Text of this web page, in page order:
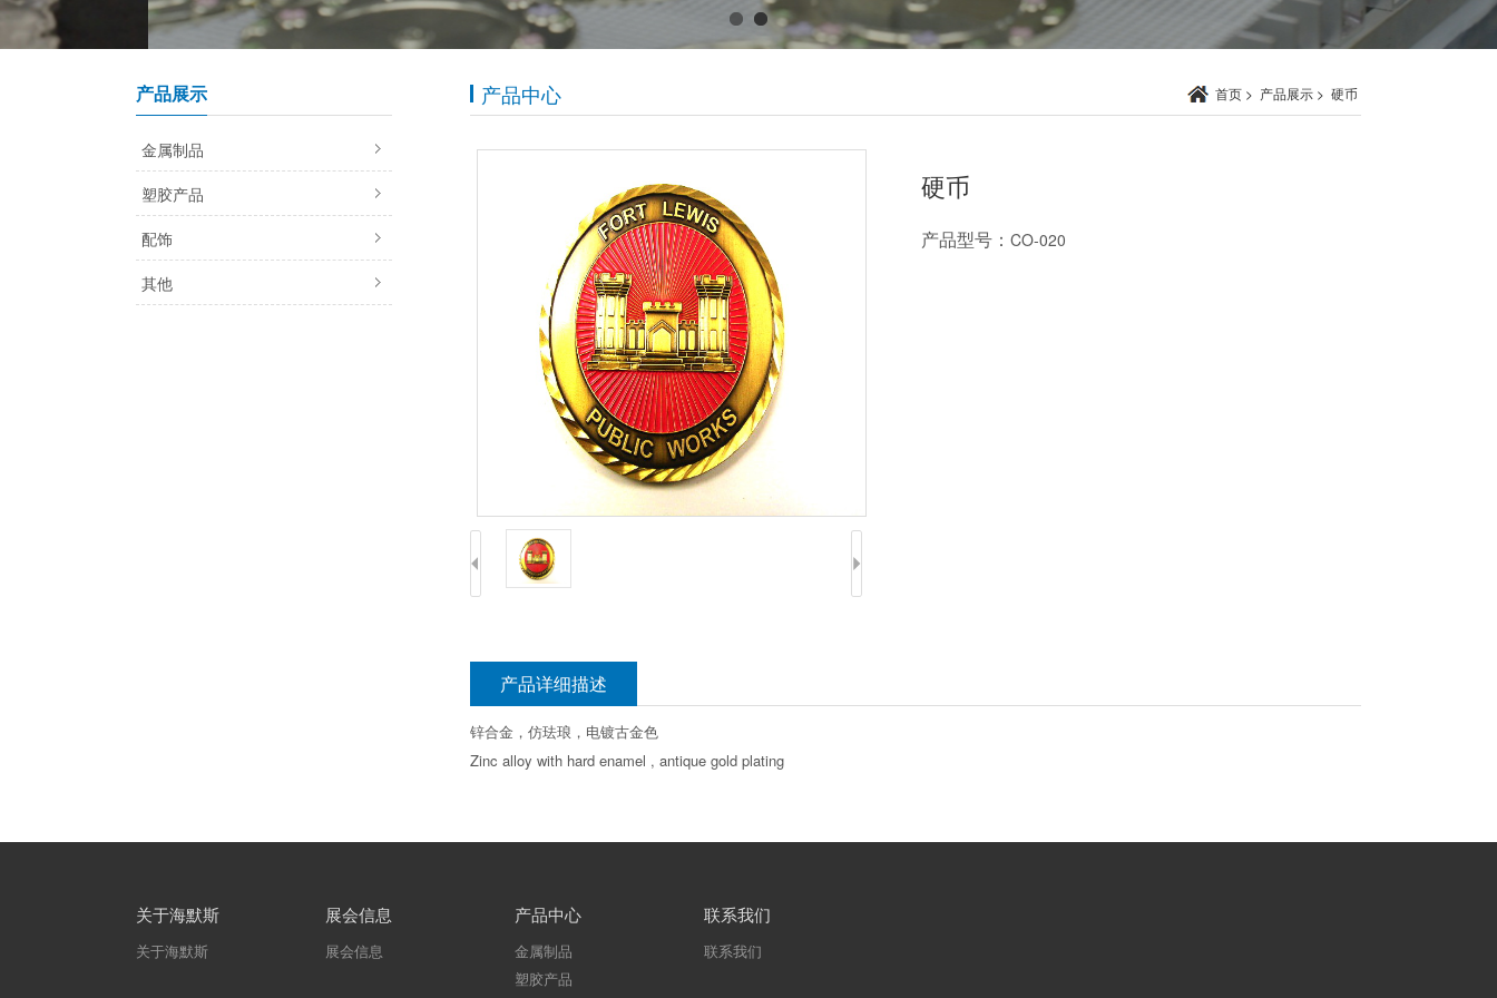
产品展示
金属制品
塑胶产品
配饰
其他
产品中心 首页 > 产品展示 > 硬币
硬币
产品型号： CO-020
产品详细描述
锌合金，仿珐琅，电镀古金色
Zinc alloy with hard enamel , antique gold plating
关于海默斯
关于海默斯
展会信息
展会信息
产品中心
金属制品
塑胶产品
联系我们
联系我们